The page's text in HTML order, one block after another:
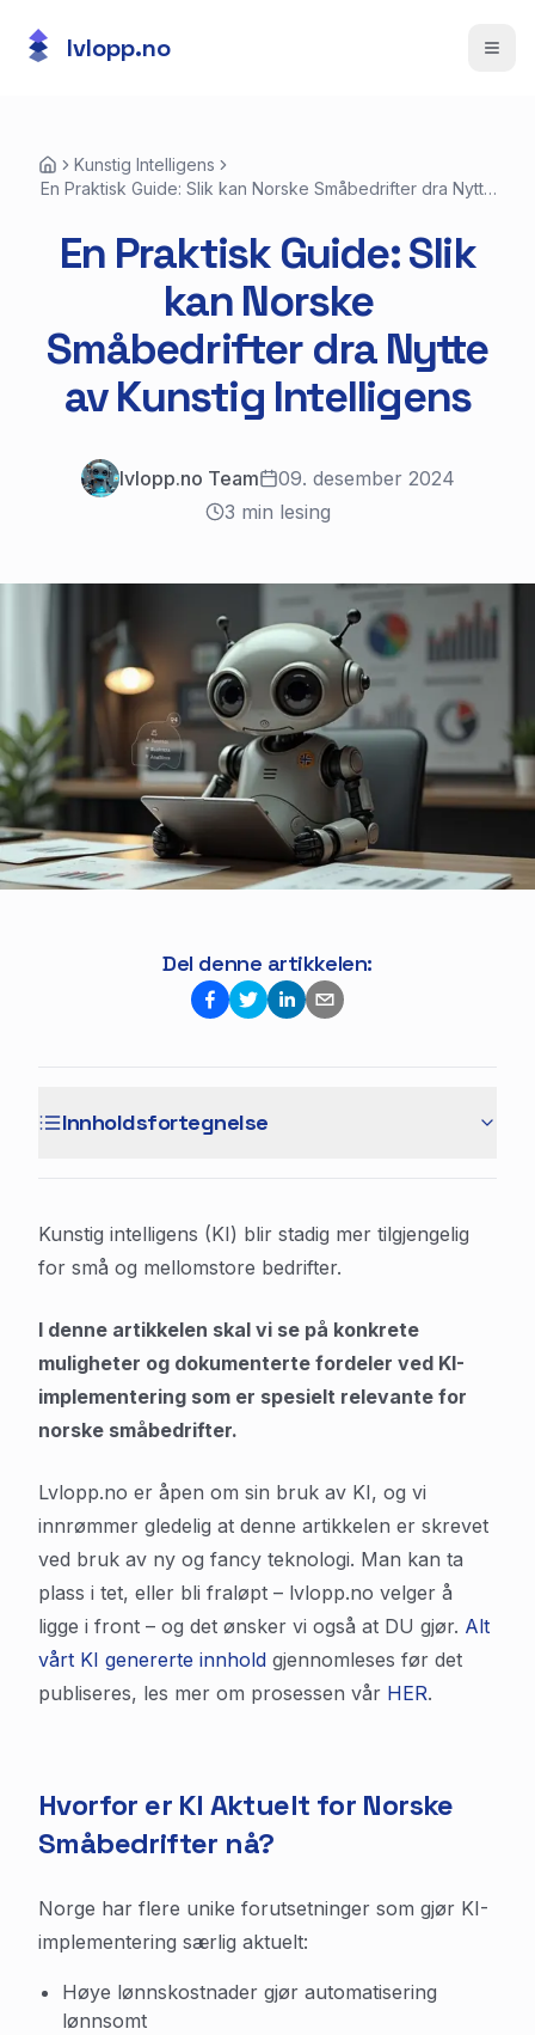
lvlopp.no
Kunstig Intelligens
En Praktisk Guide: Slik kan Norske Småbedrifter dra Nytte
En Praktisk Guide: Slik
kan Norske
Småbedrifter dra Nytte
av Kunstig Intelligens
lvlopp.no Team
09. desember 2024
3 min lesing
Del denne artikkelen:
Innholdsfortegnelse
Kunstig intelligens (KI) blir stadig mer tilgjengelig
for små og mellomstore bedrifter.
I denne artikkelen skal vi se på konkrete
muligheter og dokumenterte fordeler ved KI-
implementering som er spesielt relevante for
norske småbedrifter.
Lvlopp.no er åpen om sin bruk av KI, og vi
innrømmer gledelig at denne artikkelen er skrevet
ved bruk av ny og fancy teknologi. Man kan ta
plass i tet, eller bli fraløpt – lvlopp.no velger å
ligge i front – og det ønsker vi også at DU gjør. Alt
vårt KI genererte innhold gjennomleses før det
publiseres, les mer om prosessen vår HER.
Hvorfor er KI Aktuelt for Norske
Småbedrifter nå?
Norge har flere unike forutsetninger som gjør KI-
implementering særlig aktuelt:
Høye lønnskostnader gjør automatisering
lønnsomt